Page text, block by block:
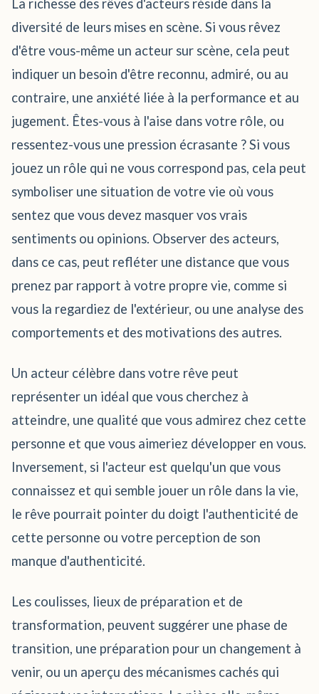
La richesse des rêves d'acteurs réside dans la
diversité de leurs mises en scène. Si vous rêvez
d'être vous-même un acteur sur scène, cela peut
indiquer un besoin d'être reconnu, admiré, ou au
contraire, une anxiété liée à la performance et au
jugement. Êtes-vous à l'aise dans votre rôle, ou
ressentez-vous une pression écrasante ? Si vous
jouez un rôle qui ne vous correspond pas, cela peut
symboliser une situation de votre vie où vous
sentez que vous devez masquer vos vrais
sentiments ou opinions. Observer des acteurs,
dans ce cas, peut refléter une distance que vous
prenez par rapport à votre propre vie, comme si
vous la regardiez de l'extérieur, ou une analyse des
comportements et des motivations des autres.
Un acteur célèbre dans votre rêve peut
représenter un idéal que vous cherchez à
atteindre, une qualité que vous admirez chez cette
personne et que vous aimeriez développer en vous.
Inversement, si l'acteur est quelqu'un que vous
connaissez et qui semble jouer un rôle dans la vie,
le rêve pourrait pointer du doigt l'authenticité de
cette personne ou votre perception de son
manque d'authenticité.
Les coulisses, lieux de préparation et de
transformation, peuvent suggérer une phase de
transition, une préparation pour un changement à
venir, ou un aperçu des mécanismes cachés qui